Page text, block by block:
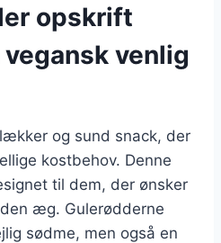
opskrift
venlig
og sund snack, der
kostbehov. Denne
til dem, der ønsker
æg. Gulerødderne
sødme, men også en